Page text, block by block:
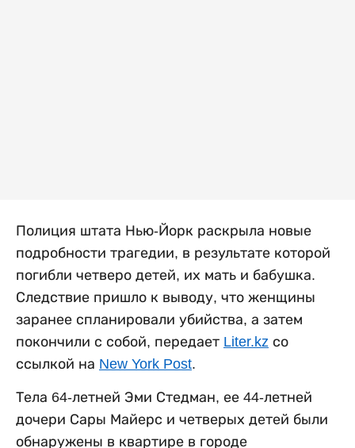
Полиция штата Нью-Йорк раскрыла новые
подробности трагедии, в результате которой
погибли четверо детей, их мать и бабушка.
Следствие пришло к выводу, что женщины
заранее спланировали убийства, а затем
покончили с собой, передает Liter.kz со
ссылкой на New York Post.
Тела 64-летней Эми Стедман, ее 44-летней
дочери Сары Майерс и четверых детей были
обнаружены в квартире в городе